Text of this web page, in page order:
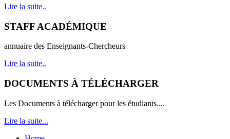
Lire la suite..
STAFF ACADÉMIQUE
annuaire des Enseignants-Chercheurs
Lire la suite..
DOCUMENTS À TÉLÉCHARGER
Les Documents à télécharger pour les étudiants....
Lire la suite...